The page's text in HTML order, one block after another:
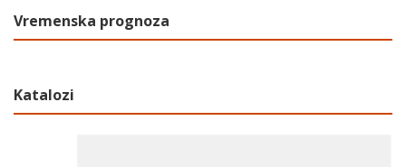
Vremenska prognoza
Katalozi